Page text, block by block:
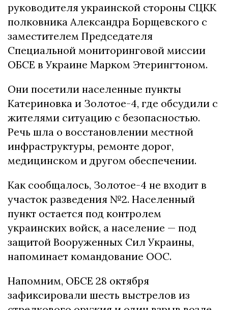
руководителя украинской стороны СЦКК
полковника Александра Борщевского с
заместителем Председателя
Специальной мониторинговой миссии
ОБСЕ в Украине Марком Этерингтоном.
Они посетили населенные пункты
Катериновка и Золотое-4, где обсудили с
жителями ситуацию с безопасностью.
Речь шла о восстановлении местной
инфраструктуры, ремонте дорог,
медицинском и другом обеспечении.
Как сообщалось, Золотое-4 не входит в
участок разведения №2. Населенный
пункт остается под контролем
украинских войск, а население — под
защитой Вооруженных Сил Украины,
напоминает командование ООС.
Напомним, ОБСЕ 28 октября
зафиксировали шесть выстрелов из